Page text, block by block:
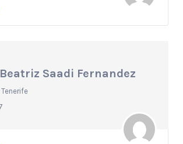
Saadi Fernandez